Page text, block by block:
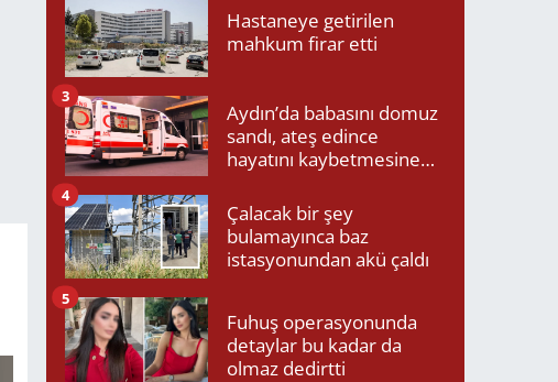
Hastaneye getirilen
mahkum firar etti
Aydın’da babasını domuz
sandı, ateş edince
hayatını kaybetmesine
3
Çalacak bir şey
bulamayınca baz
istasyonundan akü çaldı
4
Fuhuş operasyonunda
detaylar bu kadar da
olmaz dedirtti
5